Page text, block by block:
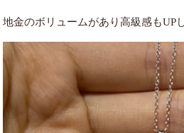
地金のボリュームがあり高級感もUP